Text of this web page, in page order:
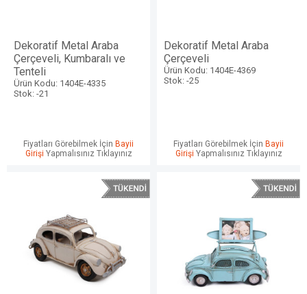
Dekoratif Metal Araba
Çerçeveli, Kumbaralı ve
Tenteli
Ürün Kodu: 1404E-4335
Stok: -21
Fiyatları Görebilmek İçin Bayii
Girişi Yapmalısınız Tıklayınız
Dekoratif Metal Araba
Çerçeveli
Ürün Kodu: 1404E-4369
Stok: -25
Fiyatları Görebilmek İçin Bayii
Girişi Yapmalısınız Tıklayınız